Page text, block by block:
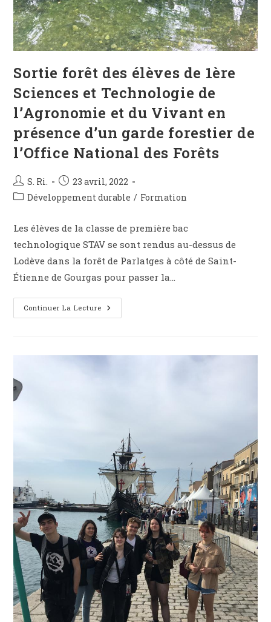
Sortie forêt des élèves de 1ère
Sciences et Technologie de
l’Agronomie et du Vivant en
présence d’un garde forestier de
l’Office National des Forêts
S. Ri.
23 avril, 2022
Développement durable / Formation
Les élèves de la classe de première bac
technologique STAV se sont rendus au-dessus de
Lodève dans la forêt de Parlatges à côté de Saint-
Étienne de Gourgas pour passer la…
Continuer La Lecture